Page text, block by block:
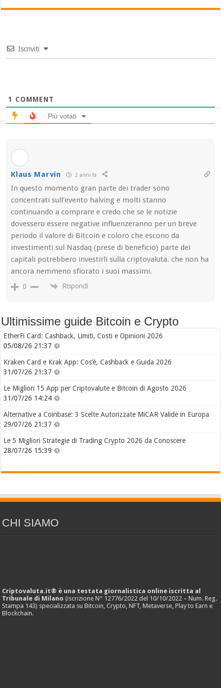
Iscriviti
1 COMMENT
Più votati
Klaus Marvin 2 anni fa
In questo momento gran parte dei trader sono
concentrati sull’evento halving e molti stanno
continuando a comprare e credo che se le notizie
dovessero essere negative influenzeranno per un breve
periodo il valore di Bitcoin e coloro che escono da
investimenti sul Nasdaq (prese di beneficio) parte dei
capitali potrebbero investirli sulla criptovaluta. che non ha
ancora nemmeno sfiorato i suoi massimi.
0 Rispondi
Ultimissime guide Bitcoin e Crypto
EtherFi Card: Cashback, Limiti, Costi e Opinioni 2026
05/08/26 21:37
Kraken Card e Krak App: Cos’è, Cashback e Guida 2026
31/07/26 21:37
Le Migliori 15 App per Criptovalute e Bitcoin di Agosto 2026
31/07/26 14:24
Alternative a Coinbase: 3 Scelte Autorizzate MiCAR Valide in Europa
29/07/26 21:37
Le 5 Migliori Strategie di Trading Crypto 2026 da Conoscere
28/07/26 15:39
CHI SIAMO
Criptovaluta.it® è una testata giornalistica online iscritta al
Tribunale di Milano (iscrizione N° 12776/2022 del 10/10/2022 – Num. Reg.
Stampa 143) specializzata su Bitcoin, Crypto, NFT, Metaverse, Play to Earn e
Blockchain.